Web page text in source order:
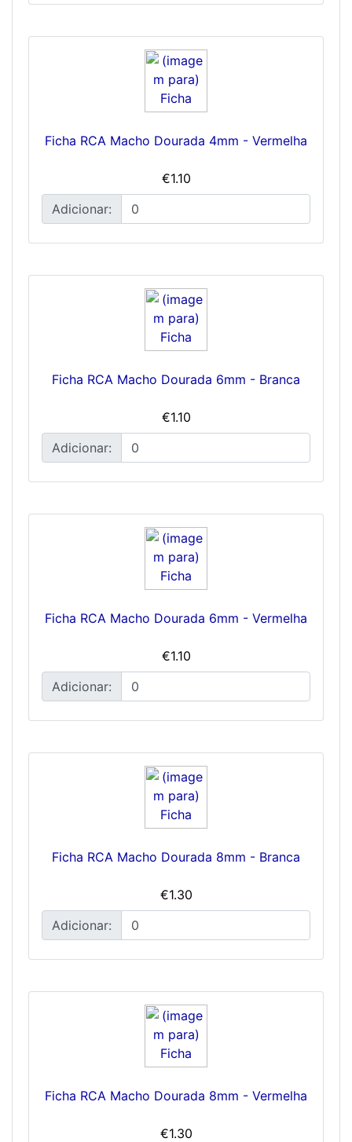
Ficha RCA Macho Dourada 4mm - Vermelha
€1.10
Adicionar:
Ficha RCA Macho Dourada 6mm - Branca
€1.10
Adicionar:
Ficha RCA Macho Dourada 6mm - Vermelha
€1.10
Adicionar:
Ficha RCA Macho Dourada 8mm - Branca
€1.30
Adicionar:
Ficha RCA Macho Dourada 8mm - Vermelha
€1.30